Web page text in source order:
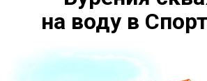
на воду в